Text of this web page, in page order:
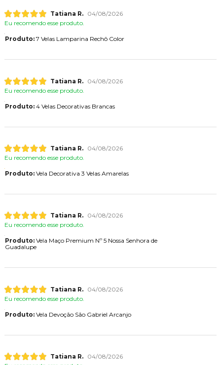
Tatiana R.
04/08/2026
Eu recomendo esse produto.
Produto:7 Velas Lamparina Rechô Color
Tatiana R.
04/08/2026
Eu recomendo esse produto.
Produto:4 Velas Decorativas Brancas
Tatiana R.
04/08/2026
Eu recomendo esse produto.
Produto:Vela Decorativa 3 Velas Amarelas
Tatiana R.
04/08/2026
Eu recomendo esse produto.
Produto:Vela Maço Premium Nº 5 Nossa Senhora de
Guadalupe
Tatiana R.
04/08/2026
Eu recomendo esse produto.
Produto:Vela Devoção São Gabriel Arcanjo
Tatiana R.
04/08/2026